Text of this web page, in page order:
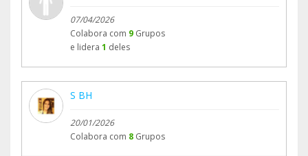
07/04/2026
Colabora com 9 Grupos
e lidera 1 deles
S BH
20/01/2026
Colabora com 8 Grupos